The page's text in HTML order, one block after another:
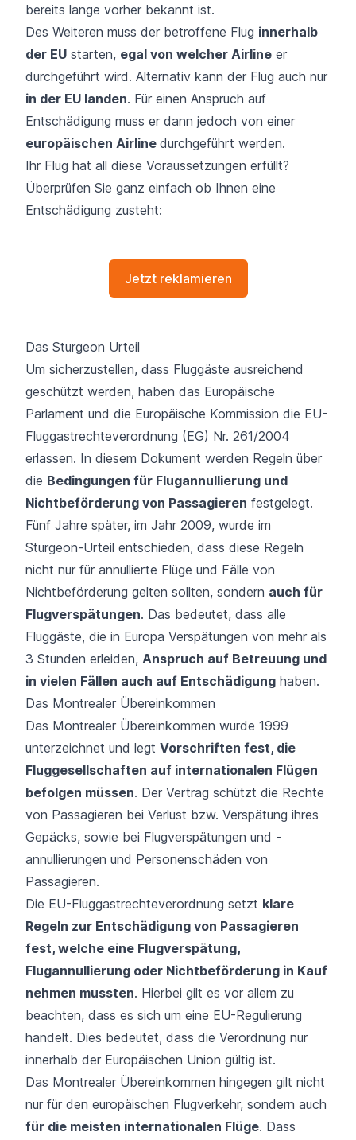
bereits lange vorher bekannt ist.
Des Weiteren muss der betroffene Flug innerhalb
der EU starten, egal von welcher Airline er
durchgeführt wird. Alternativ kann der Flug auch nur
in der EU landen. Für einen Anspruch auf
Entschädigung muss er dann jedoch von einer
europäischen Airline durchgeführt werden.
Ihr Flug hat all diese Voraussetzungen erfüllt?
Überprüfen Sie ganz einfach ob Ihnen eine
Entschädigung zusteht:
Jetzt reklamieren
Das Sturgeon Urteil
Um sicherzustellen, dass Fluggäste ausreichend
geschützt werden, haben das Europäische
Parlament und die Europäische Kommission die EU-
Fluggastrechteverordnung (EG) Nr. 261/2004
erlassen. In diesem Dokument werden Regeln über
die Bedingungen für Flugannullierung und
Nichtbeförderung von Passagieren festgelegt.
Fünf Jahre später, im Jahr 2009, wurde im
Sturgeon-Urteil entschieden, dass diese Regeln
nicht nur für annullierte Flüge und Fälle von
Nichtbeförderung gelten sollten, sondern auch für
Flugverspätungen. Das bedeutet, dass alle
Fluggäste, die in Europa Verspätungen von mehr als
3 Stunden erleiden, Anspruch auf Betreuung und
in vielen Fällen auch auf Entschädigung haben.
Das Montrealer Übereinkommen
Das Montrealer Übereinkommen wurde 1999
unterzeichnet und legt Vorschriften fest, die
Fluggesellschaften auf internationalen Flügen
befolgen müssen. Der Vertrag schützt die Rechte
von Passagieren bei Verlust bzw. Verspätung ihres
Gepäcks, sowie bei Flugverspätungen und -
annullierungen und Personenschäden von
Passagieren.
Die EU-Fluggastrechteverordnung setzt klare
Regeln zur Entschädigung von Passagieren
fest, welche eine Flugverspätung,
Flugannullierung oder Nichtbeförderung in Kauf
nehmen mussten. Hierbei gilt es vor allem zu
beachten, dass es sich um eine EU-Regulierung
handelt. Dies bedeutet, dass die Verordnung nur
innerhalb der Europäischen Union gültig ist.
Das Montrealer Übereinkommen hingegen gilt nicht
nur für den europäischen Flugverkehr, sondern auch
für die meisten internationalen Flüge. Dass